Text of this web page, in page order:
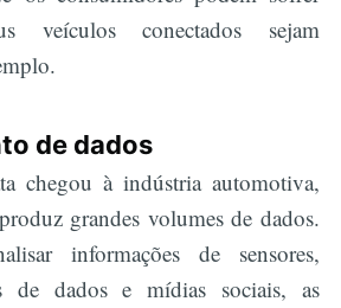
veículos conectados sejam
de dados
chegou à indústria automotiva,
grandes volumes de dados.
informações de sensores,
de dados e mídias sociais, as